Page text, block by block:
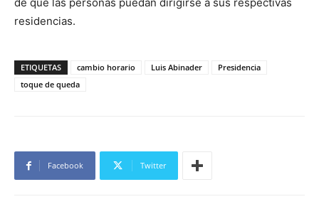
residencias.
ETIQUETAS cambio horario Luis Abinader
Presidencia
toque de queda
Facebook Twitter